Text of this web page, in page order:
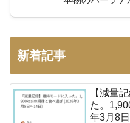
新着記事
【減量
た。
年3月8